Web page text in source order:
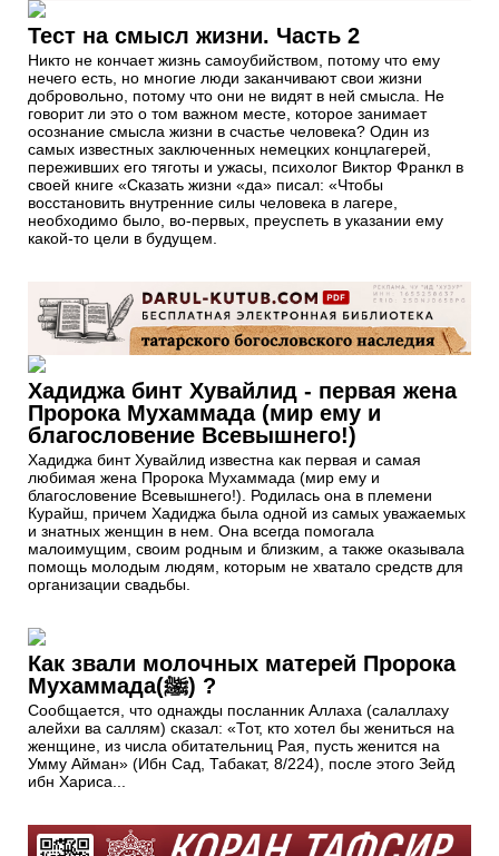
Тест на смысл жизни. Часть 2
Никто не кончает жизнь самоубийством, потому что ему
нечего есть, но многие люди заканчивают свои жизни
добровольно, потому что они не видят в ней смысла. Не
говорит ли это о том важном месте, которое занимает
осознание смысла жизни в счастье человека? Один из
самых известных заключенных немецких концлагерей,
переживших его тяготы и ужасы, психолог Виктор Франкл в
своей книге «Сказать жизни «да» писал: «Чтобы
восстановить внутренние силы человека в лагере,
необходимо было, во-первых, преуспеть в указании ему
какой-то цели в будущем.
Хадиджа бинт Хувайлид - первая жена
Пророка Мухаммада (мир ему и
благословение Всевышнего!)
Хадиджа бинт Хувайлид известна как первая и самая
любимая жена Пророка Мухаммада (мир ему и
благословение Всевышнего!). Родилась она в племени
Курайш, причем Хадиджа была одной из самых уважаемых
и знатных женщин в нем. Она всегда помогала
малоимущим, своим родным и близким, а также оказывала
помощь молодым людям, которым не хватало средств для
организации свадьбы.
Как звали молочных матерей Пророка
Мухаммада(ﷺ) ?
Сообщается, что однажды посланник Аллаха (салаллаху
алейхи ва саллям) сказал: «Тот, кто хотел бы жениться на
женщине, из числа обитательниц Рая, пусть женится на
Умму Айман» (Ибн Сад, Табакат, 8/224), после этого Зейд
ибн Хариса...